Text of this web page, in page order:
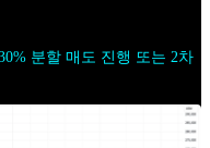
분할 매도 진행 또는 2차